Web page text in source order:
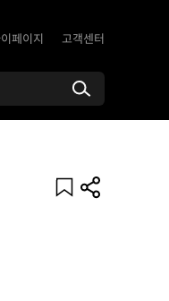
페이지 고객센터